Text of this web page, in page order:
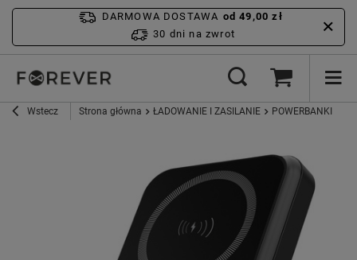
DARMOWA DOSTAWA od 49,00 zł
30 dni na zwrot
Wstecz Strona główna ŁADOWANIE I ZASILANIE POWERBANKI